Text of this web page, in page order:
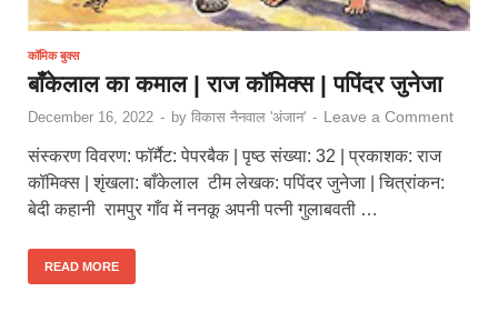
कॉमिक बुक्स
बाँकेलाल का कमाल | राज कॉमिक्स | पपिंदर जुनेजा
December 16, 2022 - by विकास नैनवाल 'अंजान' - Leave a Comment
संस्करण विवरण: फॉर्मैट: पेपरबैक | पृष्ठ संख्या: 32 | प्रकाशक: राज
कॉमिक्स | शृंखला: बाँकेलाल टीम लेखक: पपिंदर जुनेजा | चित्रांकन:
बेदी कहानी रामपुर गाँव में ननकू अपनी पत्नी गुलाबवती …
READ MORE